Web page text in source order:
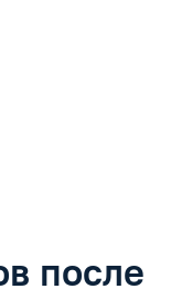
после